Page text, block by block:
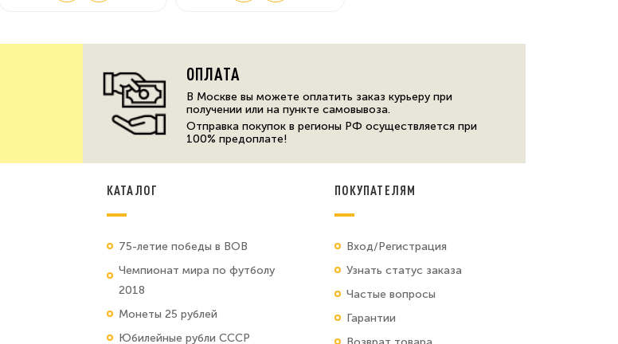
ОПЛАТА
В Москве вы можете оплатить заказ курьеру при
получении или на пункте самовывоза.
Отправка покупок в регионы РФ осуществляется при
100% предоплате!
КАТАЛОГ
75-летие победы в ВОВ
Чемпионат мира по футболу
2018
Монеты 25 рублей
Юбилейные рубли СССР
ПОКУПАТЕЛЯМ
Вход/Регистрация
Узнать статус заказа
Частые вопросы
Гарантии